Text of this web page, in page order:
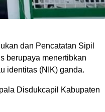
dan Pencatatan Sipil
berupaya menertibkan
identitas (NIK) ganda.
Disdukcapil Kabupaten